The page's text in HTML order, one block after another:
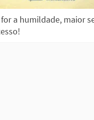
a humildade, maior